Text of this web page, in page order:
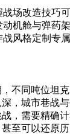
场改造技巧
机舱与弹药
风格定制专
不同吨位坦
，城市巷战
，需要精确
至可以还原